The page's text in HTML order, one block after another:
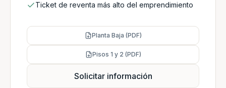
Ticket de reventa más alto del emprendimiento
Planta Baja (PDF)
Pisos 1 y 2 (PDF)
Solicitar información